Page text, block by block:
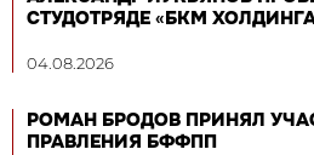
СТУДОТРЯДЕ «БКМ
04.08.2026
РОМАН БРОДОВ ПРИНЯЛ
ПРАВЛЕНИЯ БФФПП